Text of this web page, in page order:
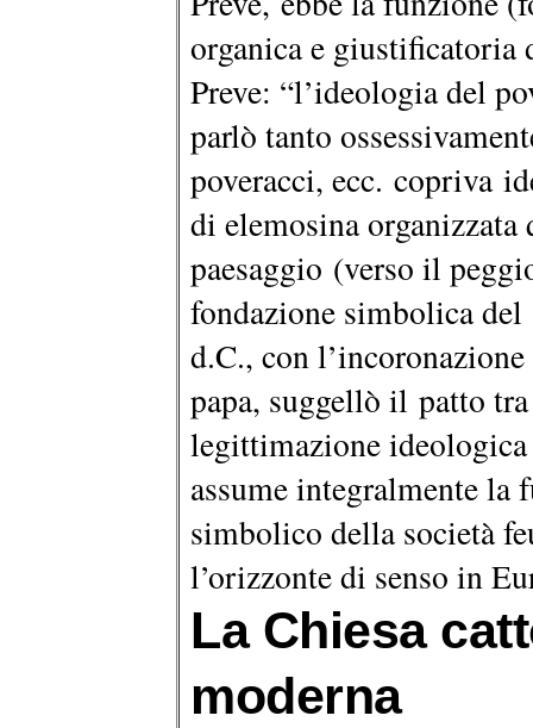
organica e
Preve: “l’ideologia del
parlò tanto
poveracci, ecc. copriva
di elemosina organizzata
paesaggio (verso il
fondazione simbolica
d.C., con
papa, suggellò il patto
legittimazione ideologica
assume integralmente
simbolico della società
l’orizzonte di senso in
La Chiesa
moderna